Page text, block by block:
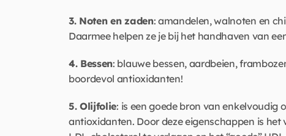
3. Noten en zaden: amandelen, walnoten en
Daarmee helpen ze je bij het handhaven van
4. Bessen: blauwe bessen, aardbeien,
boordevol antioxidanten!
5. Olijfolie: is een goede bron van enkelvoudig
antioxidanten. Door deze eigenschappen is het